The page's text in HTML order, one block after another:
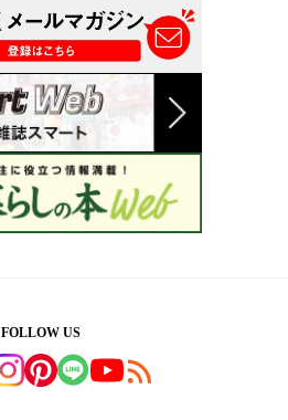
FOLLOW US